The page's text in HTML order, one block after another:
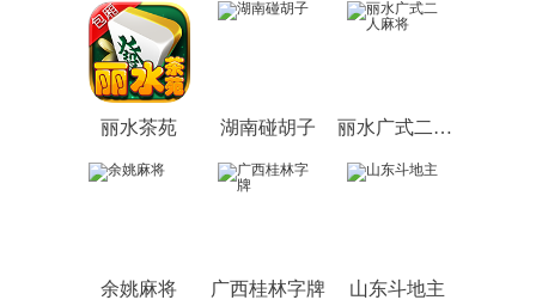
丽水茶苑 湖南碰胡子 丽水广式二人麻将
余姚麻将 广西桂林字牌 山东斗地主